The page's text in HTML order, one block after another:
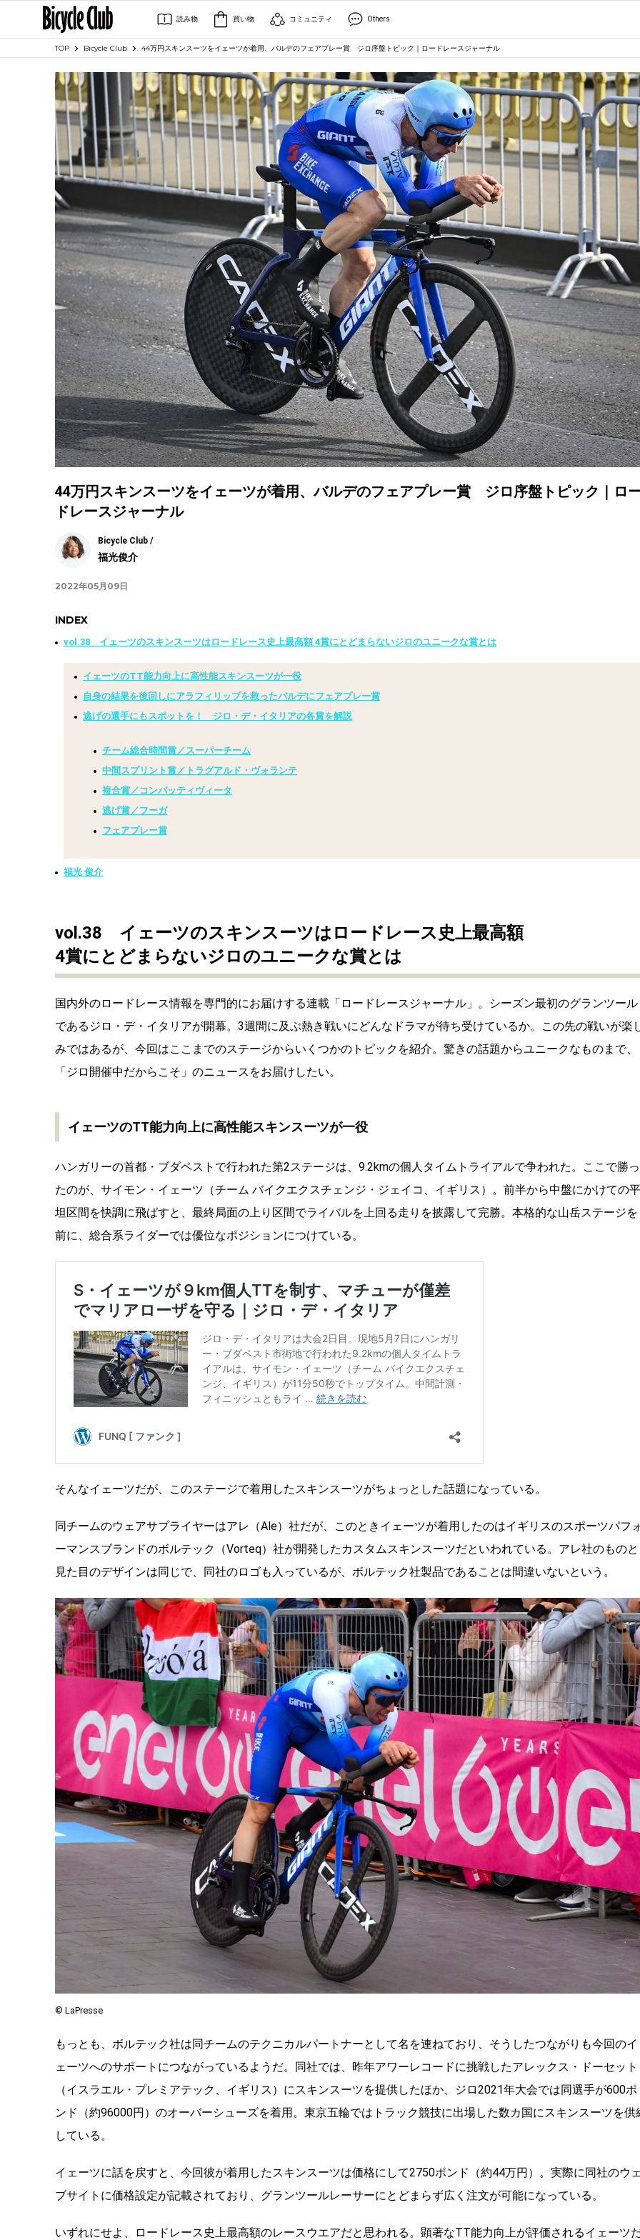
読み物 買い物 コミュニティ Others
TOP Bicycle Club 44万円スキンスーツをイェーツが着用、バルデのフェアプレー賞 ジロ序盤トピック｜ロードレースジャーナル
44万円スキンスーツをイェーツが着用、バルデのフェアプレー賞 ジロ序盤トピック｜ロ
ドレースジャーナル
Bicycle Club /
福光俊介
2022年05月09日
INDEX
vol.38 イェーツのスキンスーツはロードレース史上最高額 4賞にとどまらないジロのユニークな賞とは
イェーツのTT能力向上に高性能スキンスーツが一役
自身の結果を後回しにアラフィリップを救ったバルデにフェアプレー賞
逃げの選手にもスポットを！ ジロ・デ・イタリアの各賞を解説
チーム総合時間賞／スーパーチーム
中間スプリント賞／トラグアルド・ヴォランテ
複合賞／コンバッティヴィータ
逃げ賞／フーガ
フェアプレー賞
福光 俊介
vol.38 イェーツのスキンスーツはロードレース史上最高額
4賞にとどまらないジロのユニークな賞とは
国内外のロードレース情報を専門的にお届けする連載「ロードレースジャーナル」。シーズン最初のグランツール
であるジロ・デ・イタリアが開幕。3週間に及ぶ熱き戦いにどんなドラマが待ち受けているか。この先の戦いが楽
みではあるが、今回はここまでのステージからいくつかのトピックを紹介。驚きの話題からユニークなものまで、
「ジロ開催中だからこそ」のニュースをお届けしたい。
イェーツのTT能力向上に高性能スキンスーツが一役
ハンガリーの首都・ブダペストで行われた第2ステージは、9.2kmの個人タイムトライアルで争われた。ここで勝っ
たのが、サイモン・イェーツ（チーム バイクエクスチェンジ・ジェイコ、イギリス）。前半から中盤にかけての平
坦区間を快調に飛ばすと、最終局面の上り区間でライバルを上回る走りを披露して完勝。本格的な山岳ステージを
前に、総合系ライダーでは優位なポジションにつけている。
そんなイェーツだが、このステージで着用したスキンスーツがちょっとした話題になっている。
同チームのウェアサプライヤーはアレ（Ale）社だが、このときイェーツが着用したのはイギリスのスポーツパフ
ーマンスブランドのボルテック（Vorteq）社が開発したカスタムスキンスーツだといわれている。アレ社のものと
見た目のデザインは同じで、同社のロゴも入っているが、ボルテック社製品であることは間違いないという。
©︎ LaPresse
もっとも、ボルテック社は同チームのテクニカルパートナーとして名を連ねており、そうしたつながりも今回のイ
ェーツへのサポートにつながっているようだ。同社では、昨年アワーレコードに挑戦したアレックス・ドーセット
（イスラエル・プレミアテック、イギリス）にスキンスーツを提供したほか、ジロ2021年大会では同選手が600ポ
ンド（約96000円）のオーバーシューズを着用。東京五輪ではトラック競技に出場した数カ国にスキンスーツを供
している。
イェーツに話を戻すと、今回彼が着用したスキンスーツは価格にして2750ポンド（約44万円）。実際に同社のウ
ブサイトに価格設定が記載されており、グランツールレーサーにとどまらず広く注文が可能になっている。
いずれにせよ、ロードレース史上最高額のレースウエアだと思われる。顕著なTT能力向上が評価されるイェーツ